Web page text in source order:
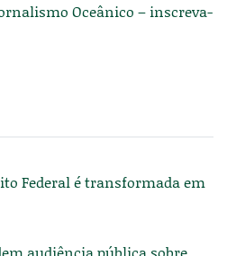
Oceânico – inscreva-
Federal é transformada em
audiência pública sobre